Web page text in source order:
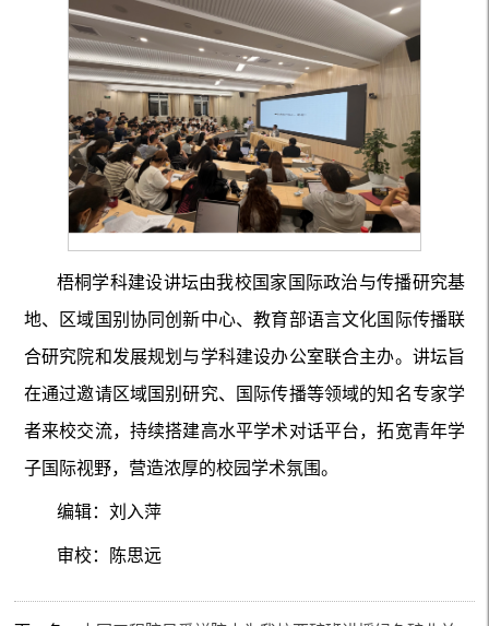
梧桐学科建设讲坛由我校国家国际政治与传播研究基
地、区域国别协同创新中心、教育部语言文化国际传播联
合研究院和发展规划与学科建设办公室联合主办。讲坛旨
在通过邀请区域国别研究、国际传播等领域的知名专家学
者来校交流，持续搭建高水平学术对话平台，拓宽青年学
子国际视野，营造浓厚的校园学术氛围。
编辑：刘入萍
审校：陈思远